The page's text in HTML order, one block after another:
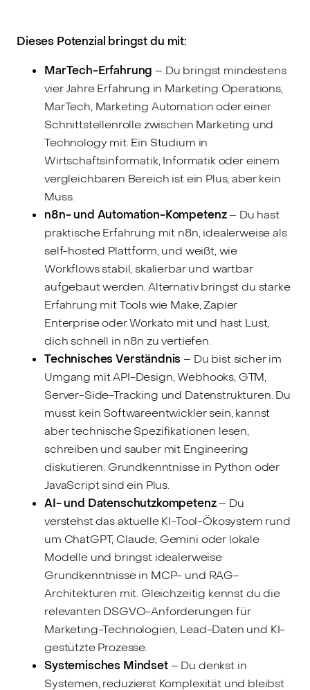
Dieses Potenzial bringst du mit:
MarTech-Erfahrung – Du bringst mindestens
vier Jahre Erfahrung in Marketing Operations,
MarTech, Marketing Automation oder einer
Schnittstellenrolle zwischen Marketing und
Technology mit. Ein Studium in
Wirtschaftsinformatik, Informatik oder einem
vergleichbaren Bereich ist ein Plus, aber kein
Muss.
n8n- und Automation-Kompetenz– Du hast
praktische Erfahrung mit n8n, idealerweise als
self-hosted Plattform, und weißt, wie
Workflows stabil, skalierbar und wartbar
aufgebaut werden. Alternativ bringst du starke
Erfahrung mit Tools wie Make, Zapier
Enterprise oder Workato mit und hast Lust,
dich schnell in n8n zu vertiefen.
Technisches Verständnis – Du bist sicher im
Umgang mit API-Design, Webhooks, GTM,
Server-Side-Tracking und Datenstrukturen. Du
musst kein Softwareentwickler sein, kannst
aber technische Spezifikationen lesen,
schreiben und sauber mit Engineering
diskutieren. Grundkenntnisse in Python oder
JavaScript sind ein Plus.
AI- und Datenschutzkompetenz– Du
verstehst das aktuelle KI-Tool-Ökosystem rund
um ChatGPT, Claude, Gemini oder lokale
Modelle und bringst idealerweise
Grundkenntnisse in MCP- und RAG-
Architekturen mit. Gleichzeitig kennst du die
relevanten DSGVO-Anforderungen für
Marketing-Technologien, Lead-Daten und KI-
gestützte Prozesse.
Systemisches Mindset– Du denkst in
Systemen, reduzierst Komplexität und bleibst